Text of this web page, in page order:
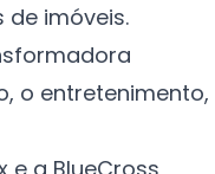
imóveis.
o entretenimento,